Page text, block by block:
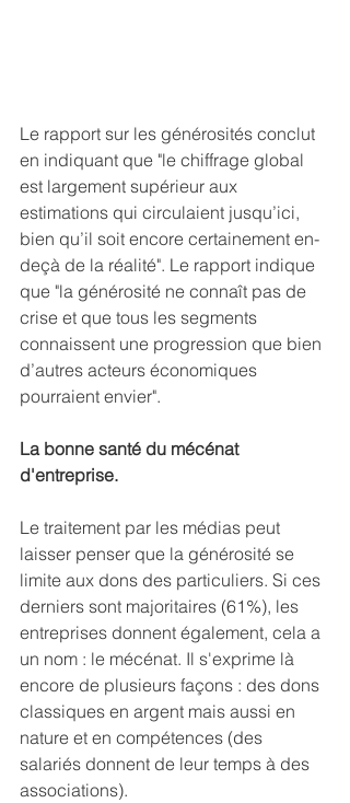
Le rapport sur les générosités conclut
en indiquant que "le chiffrage global
est largement supérieur aux
estimations qui circulaient jusqu’ici,
bien qu’il soit encore certainement en-
deçà de la réalité". Le rapport indique
que "la générosité ne connaît pas de
crise et que tous les segments
connaissent une progression que bien
d’autres acteurs économiques
pourraient envier".
La bonne santé du mécénat
d'entreprise.
Le traitement par les médias peut
laisser penser que la générosité se
limite aux dons des particuliers. Si ces
derniers sont majoritaires (61%), les
entreprises donnent également, cela a
un nom : le mécénat. Il s'exprime là
encore de plusieurs façons : des dons
classiques en argent mais aussi en
nature et en compétences (des
salariés donnent de leur temps à des
associations).